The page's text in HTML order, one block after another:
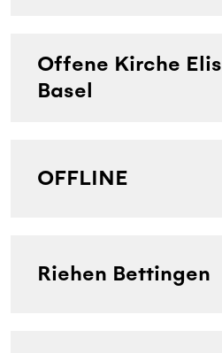
Offene Kirche
Basel
OFFLINE
Riehen Bettingen